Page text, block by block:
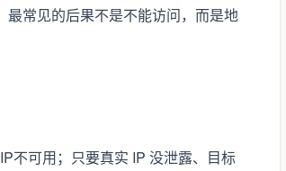
常见的后果不是不能访问，而是地
不可用；只要真实 IP 没泄露、目标